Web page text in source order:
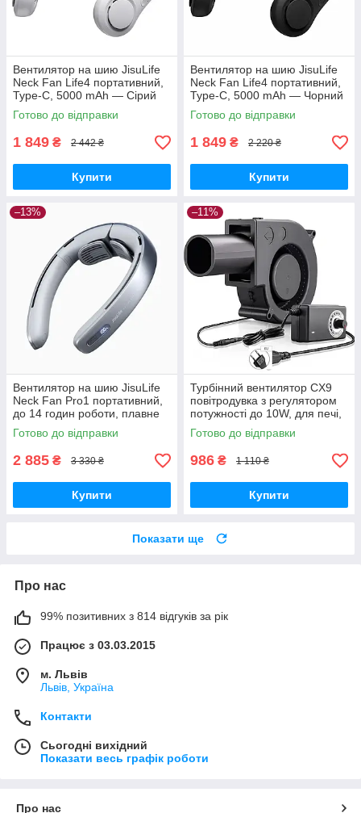
Вентилятор на шию JisuLife
Neck Fan Life4 портативний,
Type-C, 5000 mAh — Сірий
Готово до відправки
1 849 ₴ 2 442 ₴
Купити
Вентилятор на шию JisuLife
Neck Fan Life4 портативний,
Type-C, 5000 mAh — Чорний
Готово до відправки
1 849 ₴ 2 220 ₴
Купити
–13%
Вентилятор на шию JisuLife
Neck Fan Pro1 портативний,
до 14 годин роботи, плавне
регулювання 100 швидкостей
—
Готово до відправки
2 885 ₴ 3 330 ₴
Купити
–11%
Турбінний вентилятор CX9
повітродувка з регулятором
потужності до 10W, для печі,
BQQ, 220V
Готово до відправки
986 ₴ 1 110 ₴
Купити
Показати ще
Про нас
99% позитивних з 814 відгуків за рік
Працює з 03.03.2015
м. Львів
Львів, Україна
Контакти
Сьогодні вихідний
Показати весь графік роботи
Про нас